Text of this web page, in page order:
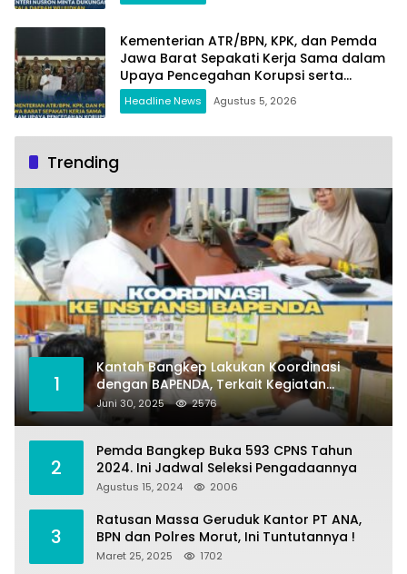
Kementerian ATR/BPN, KPK, dan Pemda
Jawa Barat Sepakati Kerja Sama dalam
Upaya Pencegahan Korupsi serta
Penguatan Ekonomi Daerah
Headline News Agustus 5, 2026
Trending
1
Kantah Bangkep Lakukan Koordinasi
dengan BAPENDA, Terkait Kegiatan
Fasilitasi Penilaian Tanah dan Ekonomi
Pertanahan
Juni 30, 2025 2576
2
Pemda Bangkep Buka 593 CPNS Tahun
2024. Ini Jadwal Seleksi Pengadaannya
Agustus 15, 2024 2006
3
Ratusan Massa Geruduk Kantor PT ANA,
BPN dan Polres Morut, Ini Tuntutannya !
Maret 25, 2025 1702